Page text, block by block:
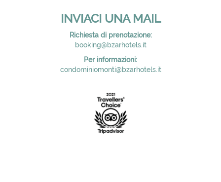
INVIACI UNA MAIL
Richiesta di prenotazione:
booking@bzarhotels.it
Per informazioni:
condominiomonti@bzarhotels.it